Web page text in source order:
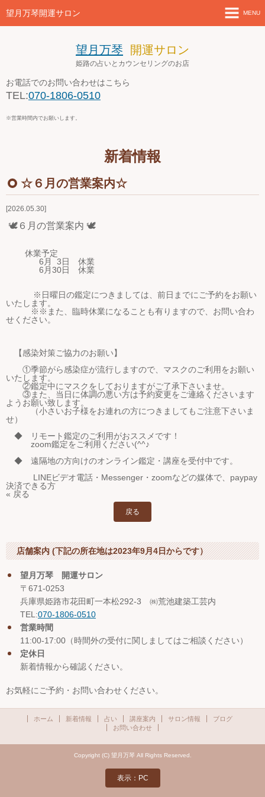
望月万琴開運サロン
望月万琴 開運サロン
姫路の占いとカウンセリングのお店
お電話でのお問い合わせはこちら
TEL:070-1806-0510
※営業時間内でお願いします。
MENU
店舗案内とアクセス
お問い合わせ
４月の営業案内
新着情報
2026.05.30
☆６月の営業案内☆
🕊６月の営業案内 🕊
休業予定
6月 3日 休業
6月30日 休業
※日曜日の鑑定につきましては、前日までにご予約をお願い
いたします。
※※また、臨時休業になることも有りますので、お問い合わ
せください。
【感染対策ご協力のお願い】
①季節がら感染症が流行しますので、マスクのご利用をお願い
いたします。
②鑑定中にマスクをしておりますがご了承下さいませ。
③また、当日に体調の悪い方は予約変更をご連絡くださいます
ようお願い致します。
（小さいお子様をお連れの方につきましてもご注意下さいま
せ）
◆ リモート鑑定のご利用がおススメです！
zoom鑑定をご利用ください(^^♪
◆ 遠隔地の方向けのオンライン鑑定・講座を受付中です。
LINEビデオ電話・Messenger・zoomなどの媒体で、paypay
決済できる方
« 戻る
戻る
店舗案内 (下記の所在地は2023年9月4日からです）
望月万琴 開運サロン
〒671-0253
兵庫県姫路市花田町一本松292-3 ㈱荒池建築工芸内
TEL:070-1806-0510
営業時間
11:00-17:00（時間外の受付に関しましてはご相談ください）
定休日
新着情報から確認ください。
お気軽にご予約・お問い合わせください。
ホーム 新着情報 占い 講座案内 サロン情報
ブログ
お問い合わせ
Copyright (C) 望月万琴 All Rights Reserved.
表示：PC